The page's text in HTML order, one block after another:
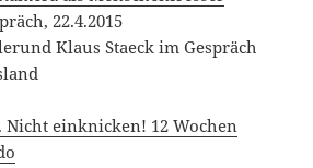
Die Publikumsmaschine
13.4.2015
die Demokratisierung
Die Roten Khmer und die